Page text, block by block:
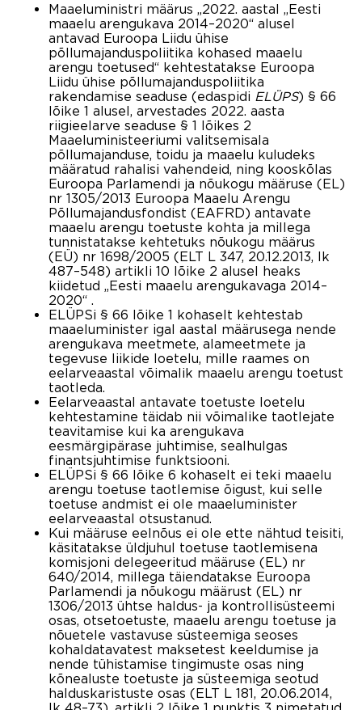
Maaeluministri määrus „2022. aastal „Eesti
maaelu arengukava 2014–2020“ alusel
antavad Euroopa Liidu ühise
põllumajanduspoliitika kohased maaelu
arengu toetused“ kehtestatakse Euroopa
Liidu ühise põllumajanduspoliitika
rakendamise seaduse (edaspidi ELÜPS) § 66
lõike 1 alusel, arvestades 2022. aasta
riigieelarve seaduse § 1 lõikes 2
Maaeluministeeriumi valitsemisala
põllumajanduse, toidu ja maaelu kuludeks
määratud rahalisi vahendeid, ning kooskõlas
Euroopa Parlamendi ja nõukogu määruse (EL)
nr 1305/2013 Euroopa Maaelu Arengu
Põllumajandusfondist (EAFRD) antavate
maaelu arengu toetuste kohta ja millega
tunnistatakse kehtetuks nõukogu määrus
(EÜ) nr 1698/2005 (ELT L 347, 20.12.2013, lk
487–548) artikli 10 lõike 2 alusel heaks
kiidetud „Eesti maaelu arengukavaga 2014–
2020“ .
ELÜPSi § 66 lõike 1 kohaselt kehtestab
maaeluminister igal aastal määrusega nende
arengukava meetmete, alameetmete ja
tegevuse liikide loetelu, mille raames on
eelarveaastal võimalik maaelu arengu toetust
taotleda.
Eelarveaastal antavate toetuste loetelu
kehtestamine täidab nii võimalike taotlejate
teavitamise kui ka arengukava
eesmärgipärase juhtimise, sealhulgas
finantsjuhtimise funktsiooni.
ELÜPSi § 66 lõike 6 kohaselt ei teki maaelu
arengu toetuse taotlemise õigust, kui selle
toetuse andmist ei ole maaeluminister
eelarveaastal otsustanud.
Kui määruse eelnõus ei ole ette nähtud teisiti,
käsitatakse üldjuhul toetuse taotlemisena
komisjoni delegeeritud määruse (EL) nr
640/2014, millega täiendatakse Euroopa
Parlamendi ja nõukogu määrust (EL) nr
1306/2013 ühtse haldus- ja kontrollisüsteemi
osas, otsetoetuste, maaelu arengu toetuse ja
nõuetele vastavuse süsteemiga seoses
kohaldatavatest maksetest keeldumise ja
nende tühistamise tingimuste osas ning
kõnealuste toetuste ja süsteemiga seotud
halduskaristuste osas (ELT L 181, 20.06.2014,